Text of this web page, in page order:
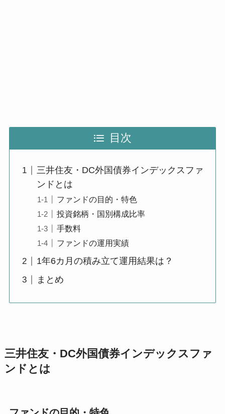
目次
三井住友・DC外国債券インデックスファ
ンドとは
ファンドの目的・特色
投資銘柄・国別構成比率
手数料
ファンドの運用実績
1年6カ月の積み立て運用結果は？
まとめ
三井住友・DC外国債券インデックスファ
ンドとは